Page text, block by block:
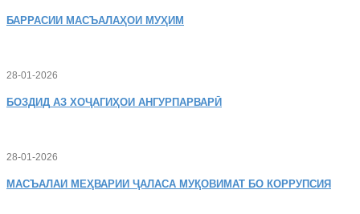
БАРРАСИИ МАСЪАЛАҲОИ МУҲИМ
28-01-2026
БОЗДИД АЗ ХОҶАГИҲОИ АНГУРПАРВАРӢ
28-01-2026
МАСЪАЛАИ МЕҲВАРИИ ҶАЛАСА МУҚОВИМАТ БО КОРРУПСИЯ